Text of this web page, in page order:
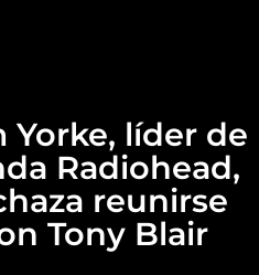
Yorke, líder de
Radiohead,
reunirse
Tony Blair